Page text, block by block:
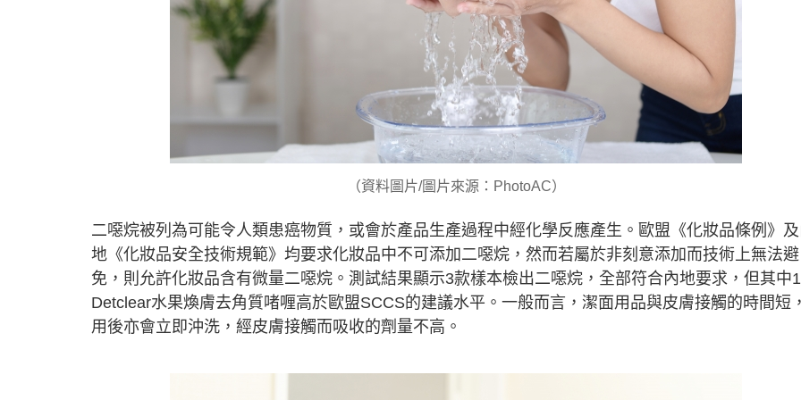
（資料圖片/圖片來源：PhotoAC）
二噁烷被列為可能令人類患癌物質，或會於產品生產過程中經化學反應產生。歐盟《化妝品條例》
地《化妝品安全技術規範》均要求化妝品中不可添加二噁烷，然而若屬於非刻意添加而技術上無法避
免，則允許化妝品含有微量二噁烷。測試結果顯示3款樣本檢出二噁烷，全部符合內地要求，但其中
Detclear水果煥膚去角質啫喱高於歐盟SCCS的建議水平。一般而言，潔面用品與皮膚接觸的時間短，
用後亦會立即沖洗，經皮膚接觸而吸收的劑量不高。